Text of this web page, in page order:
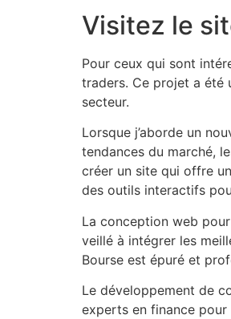
Visitez le
Pour ceux qui sont
traders. Ce projet a été
secteur.
Lorsque j’aborde un
tendances du marché,
créer un site qui offre
des outils interactifs
La conception web
veillé à intégrer les
Bourse est épuré et
Le développement de
experts en finance pour